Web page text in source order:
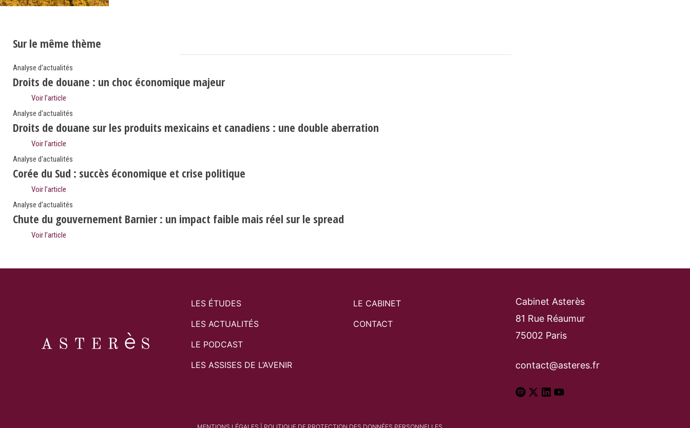
Sur le même thème
Analyse d'actualités
Droits de douane : un choc économique majeur
Voir l’article
Analyse d'actualités
Droits de douane sur les produits mexicains et canadiens : une double aberration
Voir l’article
Analyse d'actualités
Corée du Sud : succès économique et crise politique
Voir l’article
Analyse d'actualités
Chute du gouvernement Barnier : un impact faible mais réel sur le spread
Voir l’article
LES ÉTUDES
LES ACTUALITÉS
LE PODCAST
LES ASSISES DE L’AVENIR
LE CABINET
CONTACT
Cabinet Asterès
81 Rue Réaumur
75002 Paris
contact@asteres.fr